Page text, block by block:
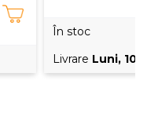
În stoc
Livrare Luni, 10